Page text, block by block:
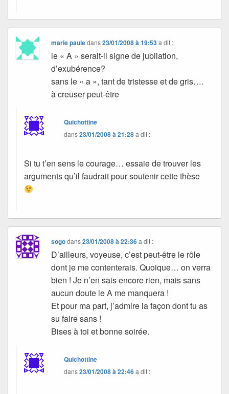
marie pauledans23/01/2008 à 19:53 a dit :
le « A » serait-il signe de jubilation,
d’exubérence?
sans le « a », tant de tristesse et de gris….
à creuser peut-être
Quichottine
dans23/01/2008 à 21:28a dit :
Si tu t’en sens le courage… essaie de trouver les
arguments qu’il faudrait pour soutenir cette thèse
sogodans23/01/2008 à 22:36 a dit :
D’ailleurs, voyeuse, c’est peut-être le rôle
dont je me contenterais. Quoique… on verra
bien ! Je n’en sais encore rien, mais sans
aucun doute le A me manquera !
Et pour ma part, j’admire la façon dont tu as
su faire sans !
Bises à toi et bonne soirée.
Quichottine
dans23/01/2008 à 22:46a dit :